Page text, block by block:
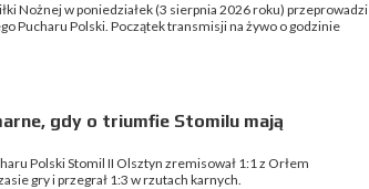
Nożnej w poniedziałek (3 sierpnia 2026 roku) przeprowadzi
Pucharu Polski. Początek transmisji na żywo o godzinie
gdy o triumfie Stomilu mają
Polski Stomil II Olsztyn zremisował 1:1 z Orłem
gry i przegrał 1:3 w rzutach karnych.